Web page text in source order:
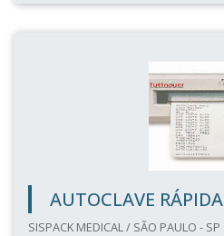
AUTOCLAVE RÁPIDA
SISPACK MEDICAL / SÃO PAULO - SP